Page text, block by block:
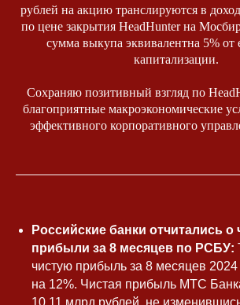
рублей на акцию транслируются в
по цене закрытия HeadHunter на
сумма выкупа эквивалентна 5% от
капитализации.
Сохраняю позитивный взгляд по
благоприятные макроэкономические
эффективного корпоративного
Российские банки отчитались о
прибыли за 8 месяцев по РСБУ:
чистую прибыль за 8 месяцев
на 12%. Чистая прибыль МТС
10,11 млрд рублей, не
Нажимая на кнопку, вы даетеCогласие
на обработку персональных данныхи
Я согласен(на) получатьрекламные и
Эл.
Телеграм Дзен